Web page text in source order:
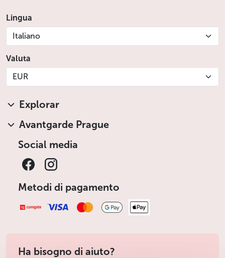
Lingua
Italiano
Valuta
EUR
Explorar
Avantgarde Prague
Social media
Metodi di pagamento
Ha bisogno di aiuto?